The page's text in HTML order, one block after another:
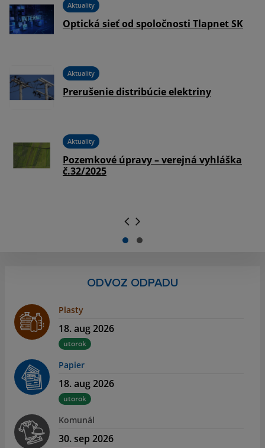
Aktuality
Optická sieť od spoločnosti Tlapnet SK
Aktuality
Prerušenie distribúcie elektriny
Aktuality
Pozemkové úpravy – verejná vyhláška
č.32/2025
ODVOZ ODPADU
Plasty
18. aug 2026
utorok
Papier
18. aug 2026
utorok
Komunál
30. sep 2026